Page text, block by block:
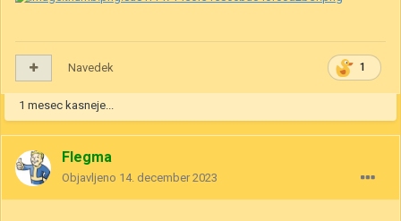
1
Navedek
1 mesec kasneje...
Flegma
Objavljeno 14. december 2023